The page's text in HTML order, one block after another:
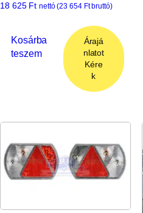
18 625 Ft nettó (23 654 Ftbruttó)
Kosárba
teszem
Árajá
nlatot
Kére
k